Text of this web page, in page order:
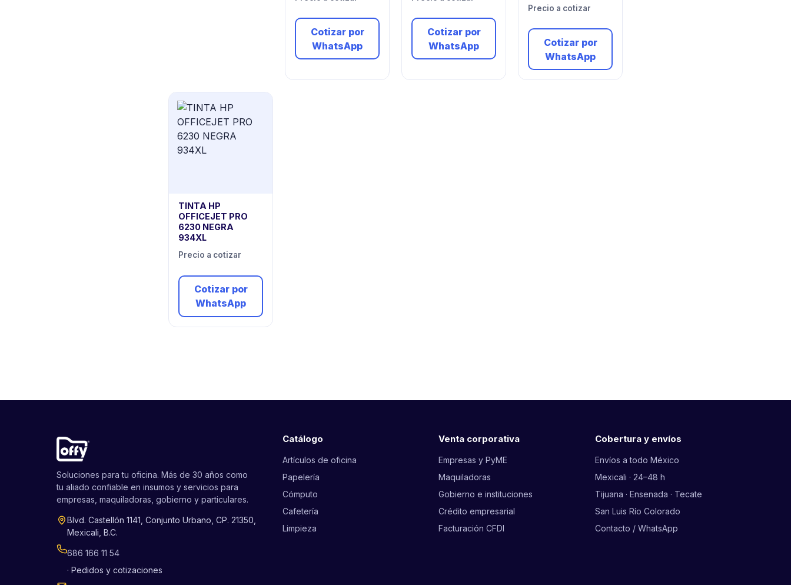
Cotizar por
WhatsApp
Cotizar por
WhatsApp
Precio a cotizar
Cotizar por
WhatsApp
TINTA HP
OFFICEJET PRO
6230 NEGRA
934XL
Precio a cotizar
Cotizar por
WhatsApp
Soluciones para tu oficina. Más de 30 años como
tu aliado confiable en insumos y servicios para
empresas, maquiladoras, gobierno y particulares.
Blvd. Castellón 1141, Conjunto Urbano, CP. 21350,
Mexicali, B.C.
686 166 11 54
· Pedidos y cotizaciones
Catálogo
Artículos de oficina
Papelería
Cómputo
Cafetería
Limpieza
Venta corporativa
Empresas y PyME
Maquiladoras
Gobierno e instituciones
Crédito empresarial
Facturación CFDI
Cobertura y envíos
Envíos a todo México
Mexicali · 24–48 h
Tijuana · Ensenada · Tecate
San Luis Río Colorado
Contacto / WhatsApp